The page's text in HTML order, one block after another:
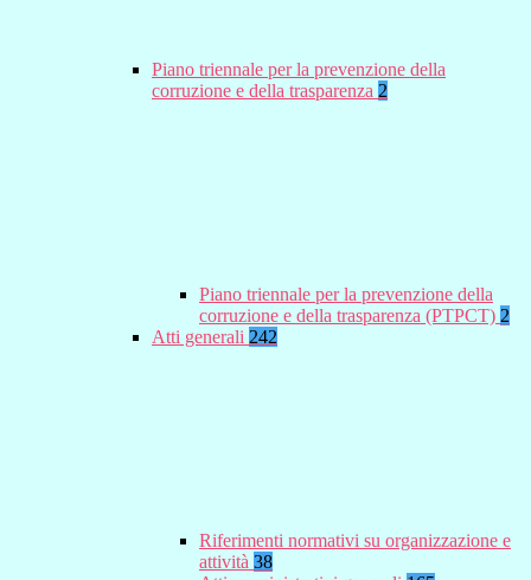
Piano triennale per la prevenzione della
corruzione e della trasparenza 2
Piano triennale per la prevenzione della
corruzione e della trasparenza (PTPCT) 2
Atti generali 242
Riferimenti normativi su organizzazione e
attività 38